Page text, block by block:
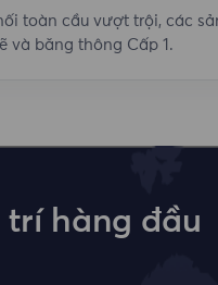
toàn cầu vượt trội, các
và băng thông Cấp 1.
trí hàng đầu